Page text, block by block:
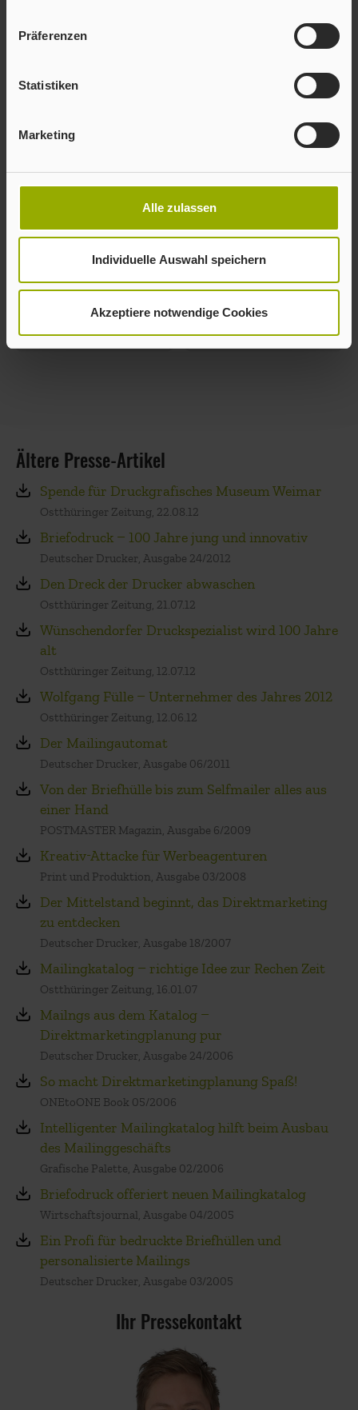
Präferenzen
Statistiken
Marketing
Alle zulassen
Individuelle Auswahl speichern
Akzeptiere notwendige Cookies
Zum Artikel auf
Für kreative Werbung
im Briefkasten
Ostthüringer Zeitung,
09.03.17
Große Bilder, kurze
Botschaft und eine
spitze Zielgruppe
Print & Produktion,
Ältere Presse-Artikel
Spende für Druckgrafisches Museum Weimar
Ostthüringer Zeitung, 22.08.12
Briefodruck – 100 Jahre jung und innovativ
Deutscher Drucker, Ausgabe 24/2012
Den Dreck der Drucker abwaschen
Ostthüringer Zeitung, 21.07.12
Wünschendorfer Druckspezialist wird 100 Jahre
alt
Ostthüringer Zeitung, 12.07.12
Wolfgang Fülle – Unternehmer des Jahres 2012
Ostthüringer Zeitung, 12.06.12
Der Mailingautomat
Deutscher Drucker, Ausgabe 06/2011
Von der Briefhülle bis zum Selfmailer alles aus
einer Hand
POSTMASTER Magazin, Ausgabe 6/2009
Kreativ-Attacke für Werbeagenturen
Print und Produktion, Ausgabe 03/2008
Der Mittelstand beginnt, das Direktmarketing
zu entdecken
Deutscher Drucker, Ausgabe 18/2007
Mailingkatalog – richtige Idee zur Rechen Zeit
Ostthüringer Zeitung, 16.01.07
Mailngs aus dem Katalog –
Direktmarketingplanung pur
Deutscher Drucker, Ausgabe 24/2006
So macht Direktmarketingplanung Spaß!
ONEtoONE Book 05/2006
Intelligenter Mailingkatalog hilft beim Ausbau
des Mailinggeschäfts
Grafische Palette, Ausgabe 02/2006
Briefodruck offeriert neuen Mailingkatalog
Wirtschaftsjournal, Ausgabe 04/2005
Ein Profi für bedruckte Briefhüllen und
personalisierte Mailings
Deutscher Drucker, Ausgabe 03/2005
Ihr Pressekontakt